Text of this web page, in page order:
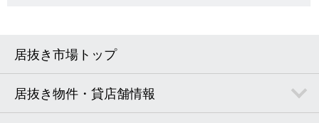
居抜き市場トップ
居抜き物件・貸店舗情報